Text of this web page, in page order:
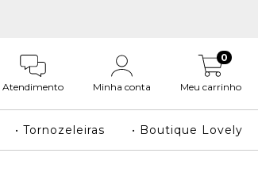
Atendimento Minha conta Meu carrinho
0
• Tornozeleiras • Boutique Lovely